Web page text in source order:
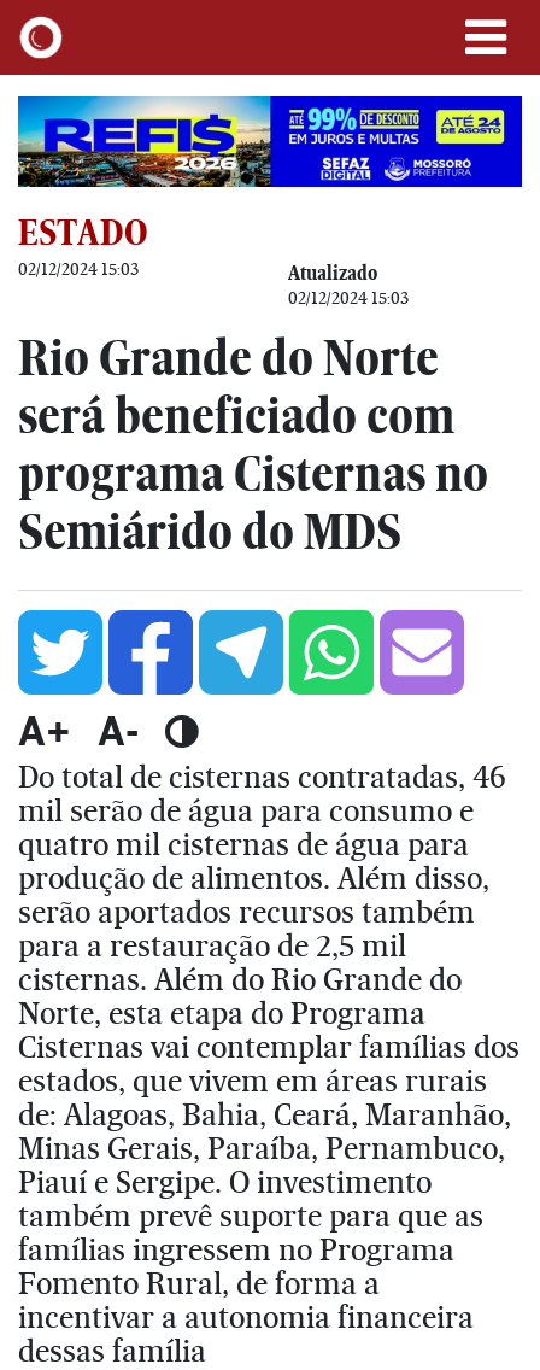
ESTADO
02/12/2024 15:03 Atualizado
02/12/2024 15:03
Rio Grande do Norte
será beneficiado com
programa Cisternas no
Semiárido do MDS
A+ A-
Do total de cisternas contratadas, 46
mil serão de água para consumo e
quatro mil cisternas de água para
produção de alimentos. Além disso,
serão aportados recursos também
para a restauração de 2,5 mil
cisternas. Além do Rio Grande do
Norte, esta etapa do Programa
Cisternas vai contemplar famílias dos
estados, que vivem em áreas rurais
de: Alagoas, Bahia, Ceará, Maranhão,
Minas Gerais, Paraíba, Pernambuco,
Piauí e Sergipe. O investimento
também prevê suporte para que as
famílias ingressem no Programa
Fomento Rural, de forma a
incentivar a autonomia financeira
dessas família